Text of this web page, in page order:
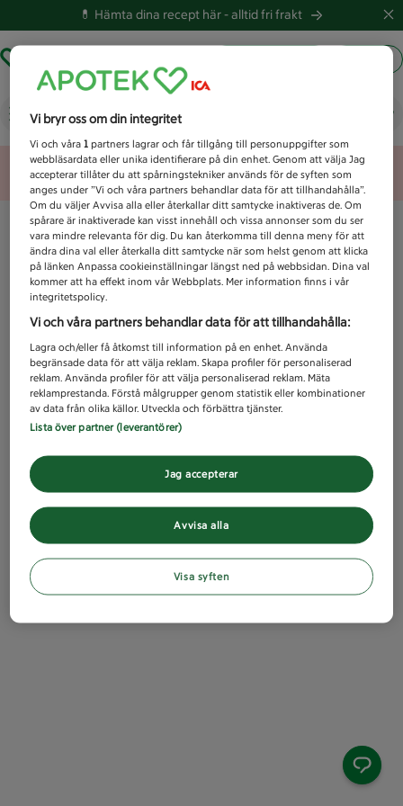
💊 Hämta dina recept här -alltid fri frakt
Vad letar du efter idag?
Unknown error
Vi bryr oss om din integritet
Vi och våra1 partners lagrar och får tillgång till personuppgifter som
webbläsardata eller unika identifierare på din enhet. Genom att välja Jag
accepterar tillåter du att spårningstekniker används för de syften som
anges under ”Vi och våra partners behandlar data för att tillhandahålla”.
Om du väljer Avvisa alla eller återkallar ditt samtycke inaktiveras de. Om
spårare är inaktiverade kan visst innehåll och vissa annonser som du ser
vara mindre relevanta för dig. Du kan återkomma till denna meny för att
ändra dina val eller återkalla ditt samtycke när som helst genom att klicka
på länken Anpassa cookieinställningar längst ned på webbsidan. Dina val
kommer att ha effekt inom vår Webbplats. Mer information finns i vår
integritetspolicy.
Vi och våra partners behandlar data för att tillhandahålla:
Lagra och/eller få åtkomst till information på en enhet. Använda
begränsade data för att välja reklam. Skapa profiler för personaliserad
reklam. Använda profiler för att välja personaliserad reklam. Mäta
reklamprestanda. Förstå målgrupper genom statistik eller kombinationer
av data från olika källor. Utveckla och förbättra tjänster.
Lista över partner (leverantörer)
Avvisa alla
Jag accepterar
Visa syften